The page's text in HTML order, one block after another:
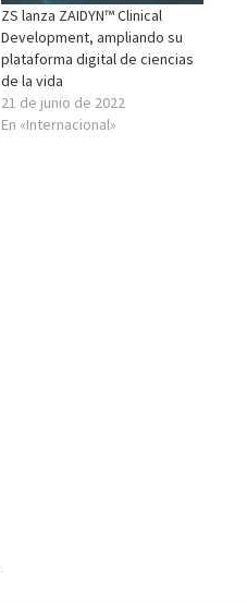
ZS lanza ZAIDYN™ Clinical
Development, ampliando su
plataforma digital de ciencias
de la vida
21 de junio de 2022
En «Internacional»